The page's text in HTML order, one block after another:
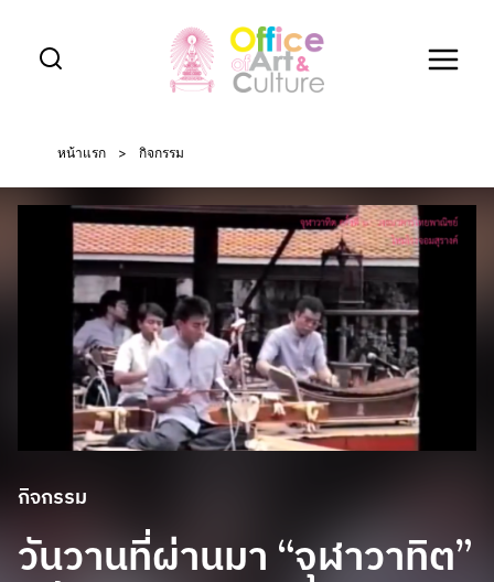
content
หน้าแรก > กิจกรรม
กิจกรรม
วันวานที่ผ่านมา “จุฬาวาทิต”